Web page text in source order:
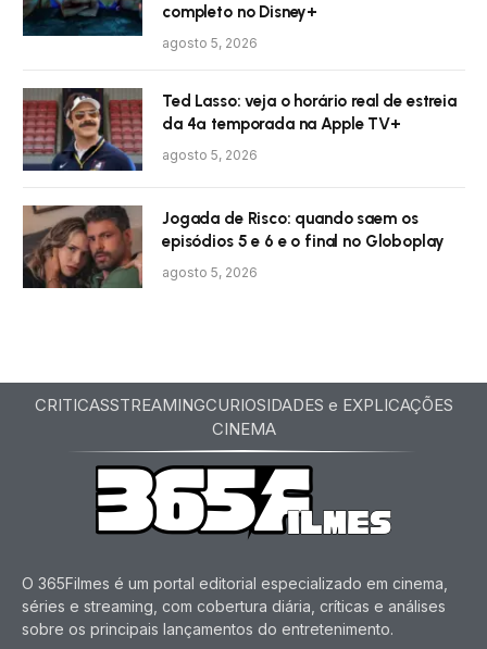
completo no Disney+
agosto 5, 2026
Ted Lasso: veja o horário real de estreia
da 4ª temporada na Apple TV+
agosto 5, 2026
Jogada de Risco: quando saem os
episódios 5 e 6 e o final no Globoplay
agosto 5, 2026
CRITICASSTREAMINGCURIOSIDADES e EXPLICAÇÕES
CINEMA
O 365Filmes é um portal editorial especializado em cinema,
séries e streaming, com cobertura diária, críticas e análises
sobre os principais lançamentos do entretenimento.